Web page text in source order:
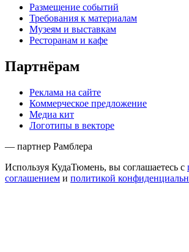
Размещение событий
Требования к материалам
Музеям и выставкам
Ресторанам и кафе
Партнёрам
Реклама на сайте
Коммерческое предложение
Медиа кит
Логотипы в векторе
— партнер Рамблера
Используя КудаТюмень, вы соглашаетесь с
соглашением и политикой